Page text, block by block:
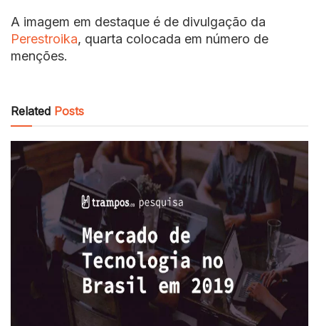
A imagem em destaque é de divulgação da
Perestroika, quarta colocada em número de
menções.
Related Posts